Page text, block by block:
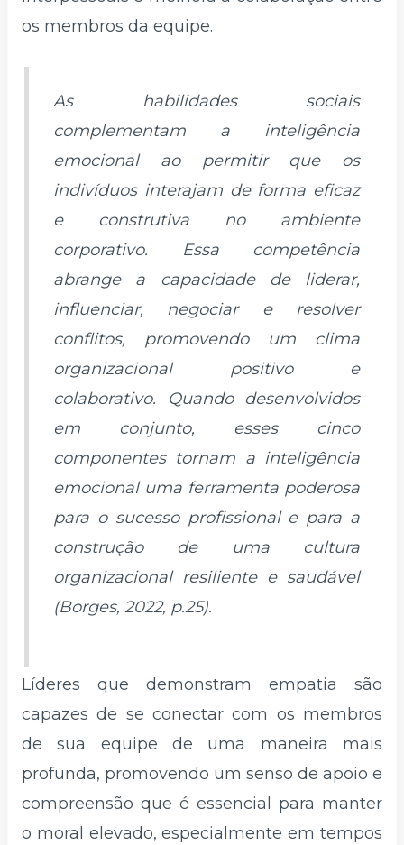
os membros da equipe.
As habilidades sociais
complementam a inteligência
emocional ao permitir que os
indivíduos interajam de forma eficaz
e construtiva no ambiente
corporativo. Essa competência
abrange a capacidade de liderar,
influenciar, negociar e resolver
conflitos, promovendo um clima
organizacional positivo e
colaborativo. Quando desenvolvidos
em conjunto, esses cinco
componentes tornam a inteligência
emocional uma ferramenta poderosa
para o sucesso profissional e para a
construção de uma cultura
organizacional resiliente e saudável
(Borges, 2022, p.25).
Líderes que demonstram empatia são
capazes de se conectar com os membros
de sua equipe de uma maneira mais
profunda, promovendo um senso de apoio e
compreensão que é essencial para manter
o moral elevado, especialmente em tempos